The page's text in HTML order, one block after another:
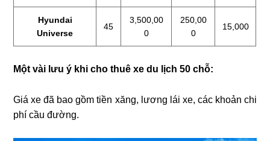
Hyundai
Universe
45
3,500,00
0
250,00
0
15,000
Một vài lưu ý khi cho thuê xe du lịch 50 chỗ:
Giá xe đã bao gồm tiền xăng, lương lái xe, các khoản chi
phí cầu đường.